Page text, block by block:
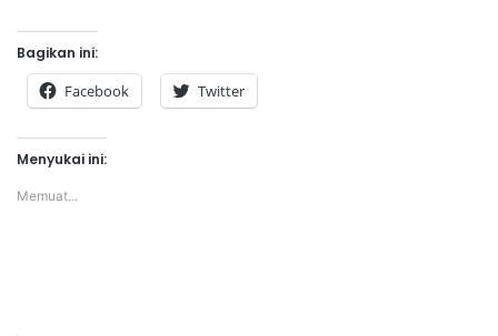
Bagikan ini:
Facebook Twitter
Menyukai ini:
Memuat...